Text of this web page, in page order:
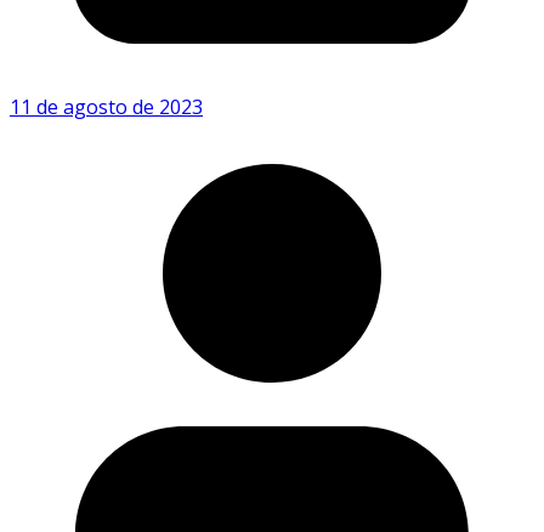
11 de agosto de 2023